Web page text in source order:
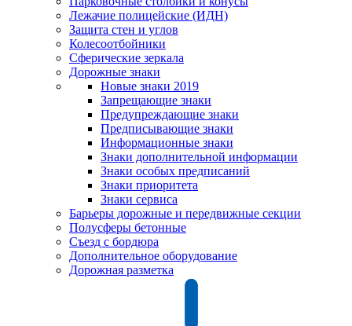
Лежачие полицейские (ИДН)
Защита стен и углов
Колесоотбойники
Сферические зеркала
Дорожные знаки
Новые знаки 2019
Запрещающие знаки
Предупреждающие знаки
Предписывающие знаки
Информационные знаки
Знаки дополнительной информации
Знаки особых предписаний
Знаки приоритета
Знаки сервиса
Барьеры дорожные и передвижные секции
Полусферы бетонные
Съезд с бордюра
Дополнительное оборудование
Дорожная разметка